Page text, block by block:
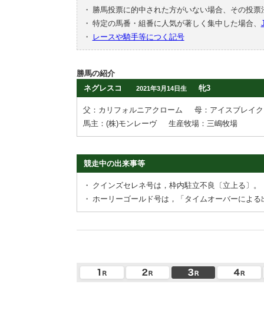
・
勝馬投票に的中された方がいない場合、その投
・ 特定の馬番・組番に人気が著しく集中した場合、
・
レースや騎手等につく記号
勝馬の紹介
ネグレスコ
2021年3月14日生 牝3
父：カリフォルニアクローム
母：アイスブレイク
馬主：(株)モンレーヴ
生産牧場：三嶋牧場
競走中の出来事等
・ クインズセレネ号は，枠内駐立不良〔立上る〕。
・ ホーリーゴールド号は，「タイムオーバーによ